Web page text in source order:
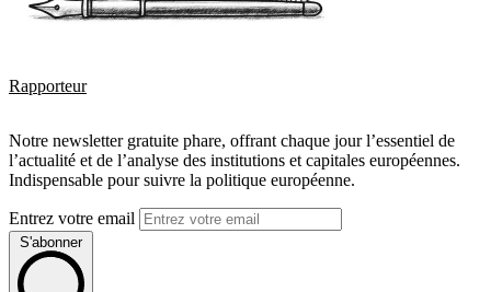
Rapporteur
Notre newsletter gratuite phare, offrant chaque jour l’essentiel de
l’actualité et de l’analyse des institutions et capitales européennes.
Indispensable pour suivre la politique européenne.
Entrez votre email
S'abonner